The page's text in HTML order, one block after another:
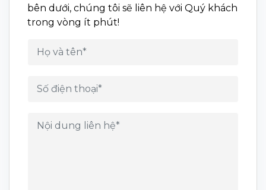
bên dưới, chúng tôi sẽ liên hệ với Quý khách
trong vòng ít phút!